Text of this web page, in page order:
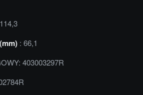
: 66,1
403003297R